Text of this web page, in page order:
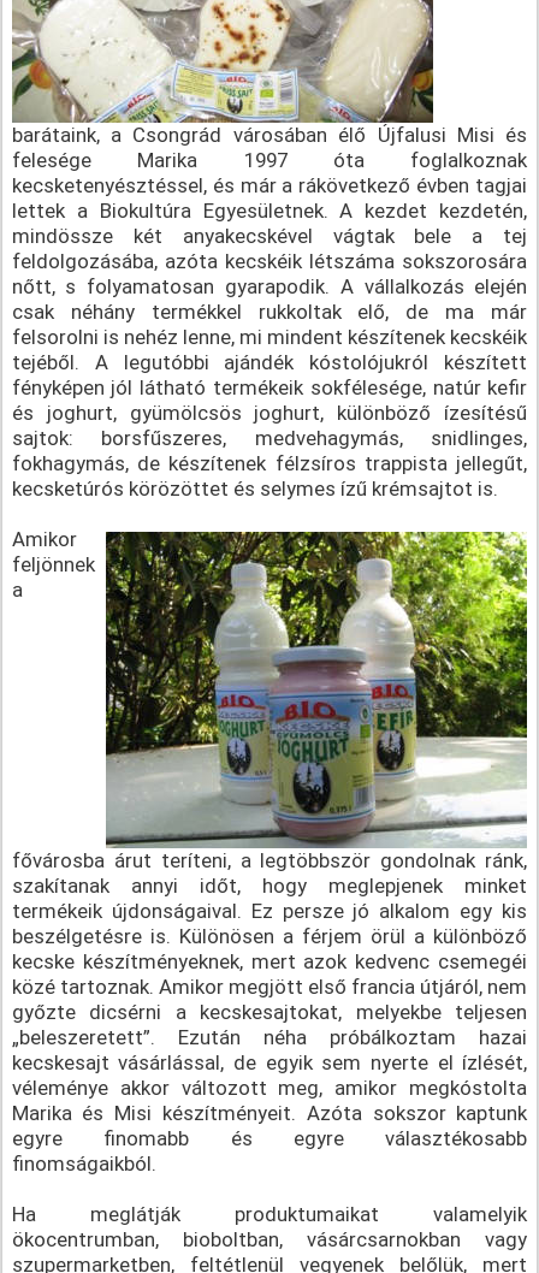
barátaink, a Csongrád városában élő Újfalusi Misi és
felesége Marika 1997 óta foglalkoznak
kecsketenyésztéssel, és már a rákövetkező évben tagjai
lettek a Biokultúra Egyesületnek. A kezdet kezdetén,
mindössze két anyakecskével vágtak bele a tej
feldolgozásába, azóta kecskéik létszáma sokszorosára
nőtt, s folyamatosan gyarapodik. A vállalkozás elején
csak néhány termékkel rukkoltak elő, de ma már
felsorolni is nehéz lenne, mi mindent készítenek kecskéik
tejéből. A legutóbbi ajándék kóstolójukról készített
fényképen jól látható termékeik sokfélesége, natúr kefir
és joghurt, gyümölcsös joghurt, különböző ízesítésű
sajtok: borsfűszeres, medvehagymás, snidlinges,
fokhagymás, de készítenek félzsíros trappista jellegűt,
kecsketúrós körözöttet és selymes ízű krémsajtot is.
Amikor
feljönnek
a
fővárosba árut teríteni, a legtöbbször gondolnak ránk,
szakítanak annyi időt, hogy meglepjenek minket
termékeik újdonságaival. Ez persze jó alkalom egy kis
beszélgetésre is. Különösen a férjem örül a különböző
kecske készítményeknek, mert azok kedvenc csemegéi
közé tartoznak. Amikor megjött első francia útjáról, nem
győzte dicsérni a kecskesajtokat, melyekbe teljesen
„beleszeretett”. Ezután néha próbálkoztam hazai
kecskesajt vásárlással, de egyik sem nyerte el ízlését,
véleménye akkor változott meg, amikor megkóstolta
Marika és Misi készítményeit. Azóta sokszor kaptunk
egyre finomabb és egyre választékosabb
finomságaikból.
Ha meglátják produktumaikat valamelyik
ökocentrumban, bioboltban, vásárcsarnokban vagy
szupermarketben, feltétlenül vegyenek belőlük, mert